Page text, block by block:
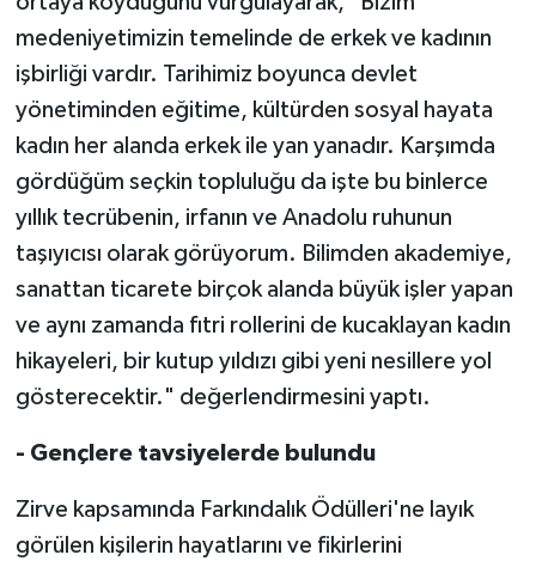
medeniyetimizin temelinde de erkek ve kadının
işbirliği vardır. Tarihimiz boyunca devlet
yönetiminden eğitime, kültürden sosyal hayata
kadın her alanda erkek ile yan yanadır. Karşımda
gördüğüm seçkin topluluğu da işte bu binlerce
yıllık tecrübenin, irfanın ve Anadolu ruhunun
taşıyıcısı olarak görüyorum. Bilimden akademiye,
sanattan ticarete birçok alanda büyük işler yapan
ve aynı zamanda fıtri rollerini de kucaklayan kadın
hikayeleri, bir kutup yıldızı gibi yeni nesillere yol
gösterecektir." değerlendirmesini yaptı.
- Gençlere tavsiyelerde bulundu
Zirve kapsamında Farkındalık Ödülleri'ne layık
görülen kişilerin hayatlarını ve fikirlerini